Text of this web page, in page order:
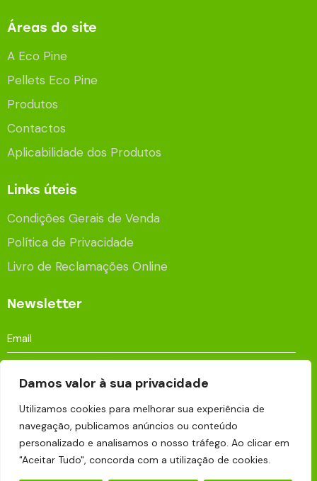
Damos valor à sua privacidade
Utilizamos cookies para melhorar sua experiência de
navegação, publicamos anúncios ou conteúdo
personalizado e analisamos o nosso tráfego. Ao clicar em
"Aceitar Tudo", concorda com a utilização de cookies.
Áreas do site
A Eco Pine
Pellets Eco Pine
Produtos
Contactos
Aplicabilidade dos Produtos
Links úteis
Condições Gerais de Venda
Política de Privacidade
Livro de Reclamações Online
Newsletter
Aceito que os meus dados sejam processados e
armazenados para fins publicitários de acordo com a